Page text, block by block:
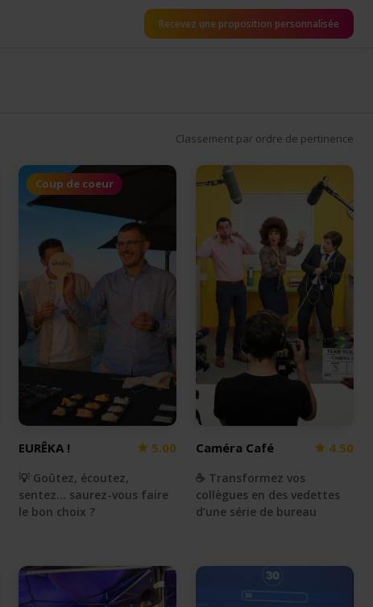
Recevez une proposition personnalisée
Classement par ordre de pertinence
Coup de coeur
EURÊKA ! 5.00
💡 Goûtez, écoutez,
sentez... saurez-vous faire
le bon choix ?
Caméra Café 4.50
☕️ Transformez vos
collègues en des vedettes
d’une série de bureau